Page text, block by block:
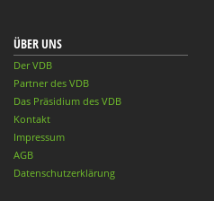
ÜBER UNS
Der VDB
Partner des VDB
Das Präsidium des VDB
Kontakt
Impressum
AGB
Datenschutzerklärung